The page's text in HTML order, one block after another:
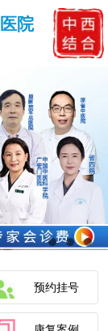
院
预约挂号